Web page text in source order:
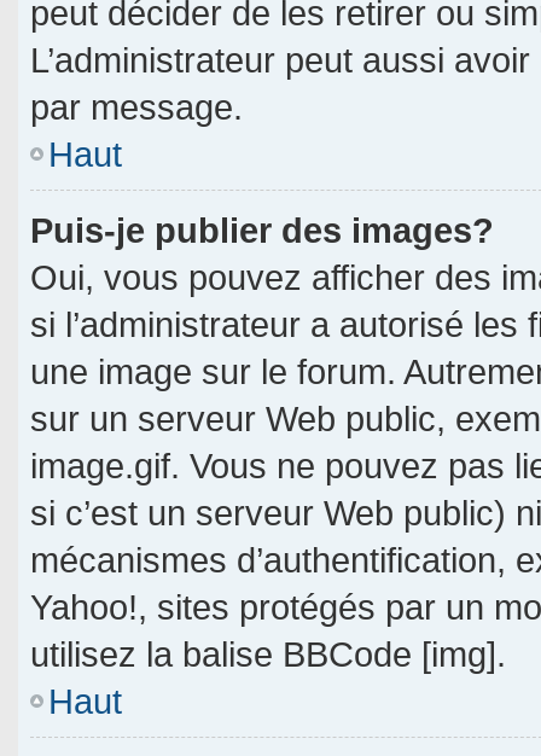
peut décider de les retirer ou
L’administrateur peut aussi
par message.
Haut
Puis-je publier des images?
Oui, vous pouvez afficher des
si l’administrateur a autorisé
une image sur le forum.
sur un serveur Web public,
image.gif. Vous ne pouvez pas
si c’est un serveur Web public)
mécanismes d’authentification,
Yahoo!, sites protégés par un
utilisez la balise BBCode [img].
Haut